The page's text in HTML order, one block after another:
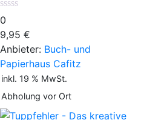
0
9,95 €
Anbieter: Buch- und
Papierhaus Cafitz
inkl. 19 % MwSt.
Abholung vor Ort